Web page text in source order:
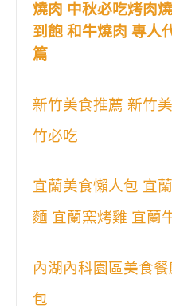
燒肉 中秋必吃烤肉
到飽 和牛燒肉 專人
篇
新竹美食推薦 新竹
竹必吃
宜蘭美食懶人包 宜
麵 宜蘭窯烤雞 宜蘭
內湖內科園區美食
包